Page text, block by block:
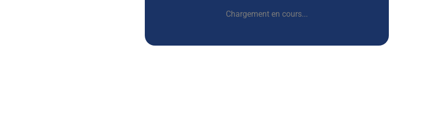
Chargement en cours...